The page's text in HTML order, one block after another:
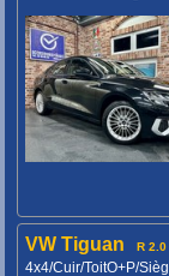
VW Tiguan R
4x4/Cuir/ToitO+P/